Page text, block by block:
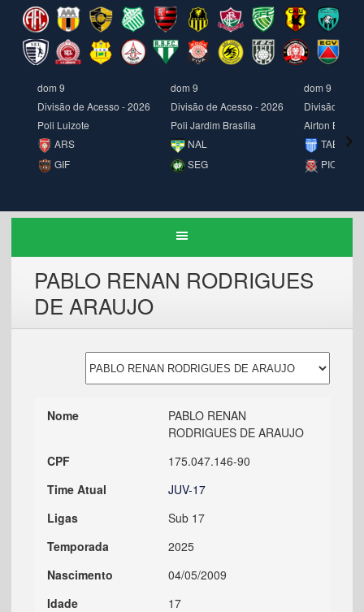
dom 9
Divisão de Acesso - 2026
Poli Luizote
ARS
GIF
dom 9
Divisão de Acesso - 2026
Poli Jardim Brasília
NAL
SEG
dom 9
Divisão de
Airton Borges
TAB
PIO
PABLO RENAN RODRIGUES
DE ARAUJO
Nome
PABLO RENAN
RODRIGUES DE ARAUJO
CPF
175.047.146-90
Time Atual
JUV-17
Ligas
Sub 17
Temporada
2025
Nascimento
04/05/2009
Idade
17